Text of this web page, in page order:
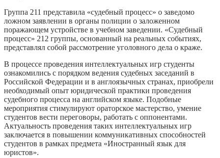
Группа 211 представила «судебный процесс» о заведомо
ложном заявлении в органы полиции о заложенном
поражающем устройстве в учебном заведении. «Судебный
процесс» 212 группы, основанный на реальных событиях,
представлял собой рассмотрение уголовного дела о краже.
В процессе проведения интеллектуальных игр студенты
ознакомились с порядком ведения судебных заседаний в
Российской Федерации и в англоязычных странах, приобрели
необходимый опыт юридической практики проведения
судебного процесса на английском языке. Подобные
мероприятия стимулируют ораторское мастерство, умение
студентов вести переговоры, работать с оппонентами.
Актуальность проведения таких интеллектуальных игр
заключается в повышении коммуникативных способностей
студентов в рамках предмета «Иностранный язык для
юристов».